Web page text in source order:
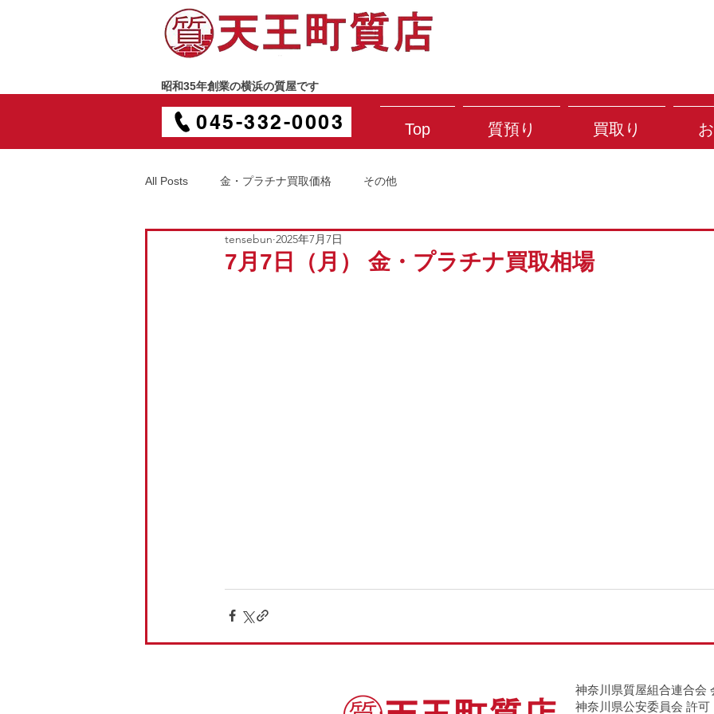
昭和35年創業の横浜の質屋です
045-332-0003 Top 質預り 買取り
All Posts 金・プラチナ買取価格 その他
7月7日（月） 金・プラチナ買取相場
tensebun 2025年7月7日
神奈川県質屋組合連合会
神奈川県公安委員会 許可